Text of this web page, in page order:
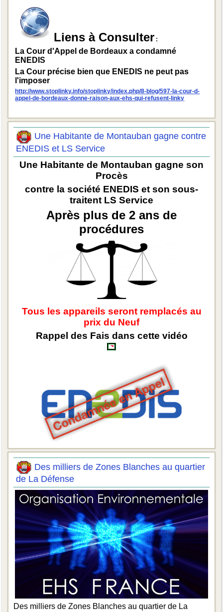
Liens à Consulter :
La Cour d'Appel de Bordeaux a condamné
ENEDIS
La Cour précise bien que ENEDIS ne peut pas
l'imposer
http://www.stoplinky.info/stoplinky/index.php/8-blog/597-la-cour-d-
appel-de-bordeaux-donne-raison-aux-ehs-qui-refusent-linky
Une Habitante de Montauban gagne contre
ENEDIS et LS Service
Une Habitante de Montauban gagne son
Procès
contre la société ENEDIS et son sous-
traitent LS Service
Après plus de 2 ans de
procédures
Tous les appareils seront remplacés au
prix du Neuf
Rappel des Fais dans cette vidéo
Des milliers de Zones Blanches au quartier
de La Défense
Des milliers de Zones Blanches au quartier de La